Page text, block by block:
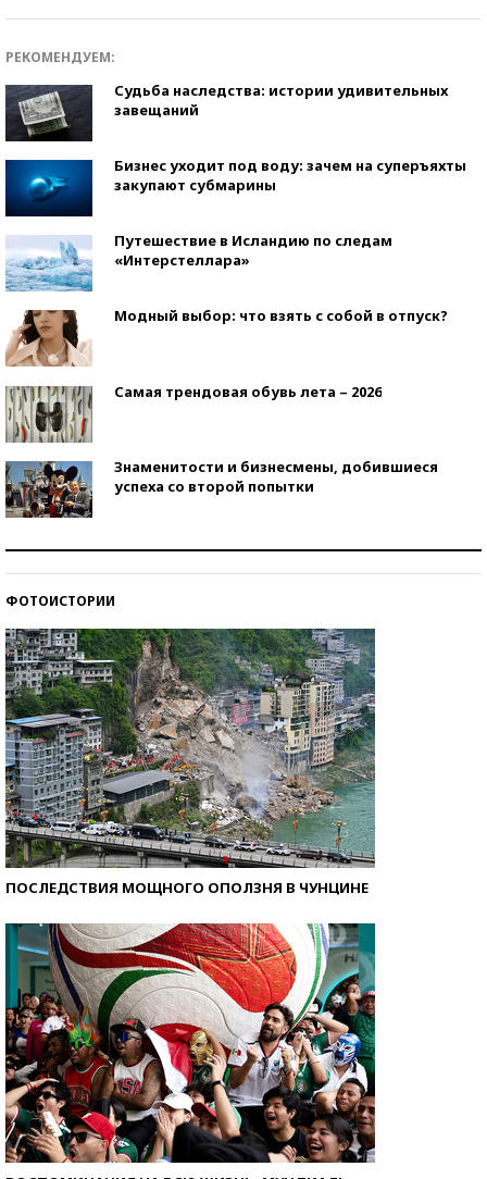
РЕКОМЕНДУЕМ:
Судьба наследства: истории удивительных
завещаний
Бизнес уходит под воду: зачем на суперъяхты
закупают субмарины
Путешествие в Исландию по следам
«Интерстеллара»
Модный выбор: что взять с собой в отпуск?
Самая трендовая обувь лета – 2026
Знаменитости и бизнесмены, добившиеся
успеха со второй попытки
ФОТОИСТОРИИ
ПОСЛЕДСТВИЯ МОЩНОГО ОПОЛЗНЯ В ЧУНЦИНЕ